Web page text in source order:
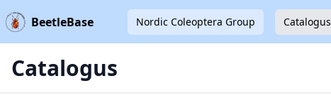
BeetleBase Nordic Coleoptera Group Catalogus
Catalogus